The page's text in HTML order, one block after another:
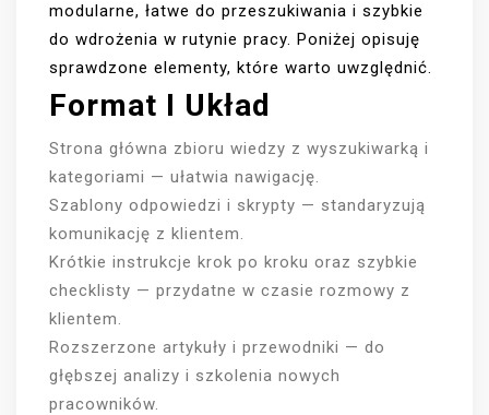
modularne, łatwe do przeszukiwania i szybkie
do wdrożenia w rutynie pracy. Poniżej opisuję
sprawdzone elementy, które warto uwzględnić.
Format I Układ
Strona główna zbioru wiedzy z wyszukiwarką i
kategoriami — ułatwia nawigację.
Szablony odpowiedzi i skrypty — standaryzują
komunikację z klientem.
Krótkie instrukcje krok po kroku oraz szybkie
checklisty — przydatne w czasie rozmowy z
klientem.
Rozszerzone artykuły i przewodniki — do
głębszej analizy i szkolenia nowych
pracowników.